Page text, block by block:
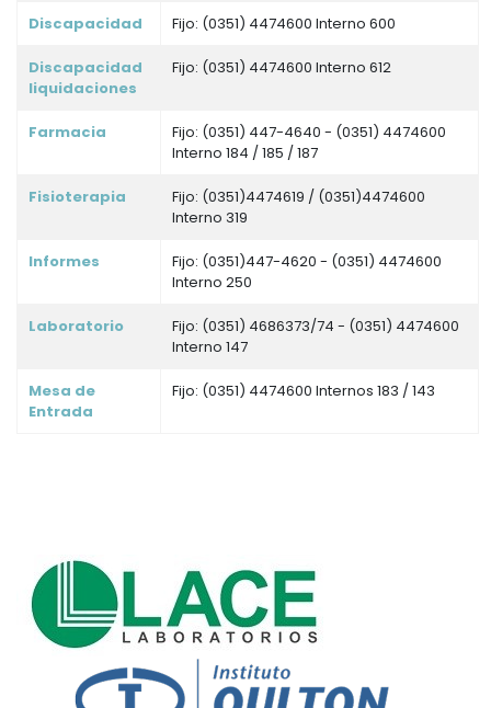
Discapacidad Fijo: (0351) 4474600 Interno 600
Discapacidad
liquidaciones
Fijo: (0351) 4474600 Interno 612
Farmacia
Fijo: (0351) 447-4640 - (0351) 4474600
Interno 184 / 185 / 187
Fisioterapia
Fijo: (0351)4474619 / (0351)4474600
Interno 319
Informes
Fijo: (0351)447-4620 - (0351) 4474600
Interno 250
Laboratorio
Fijo: (0351) 4686373/74 - (0351) 4474600
Interno 147
Mesa de
Entrada
Fijo: (0351) 4474600 Internos 183 / 143